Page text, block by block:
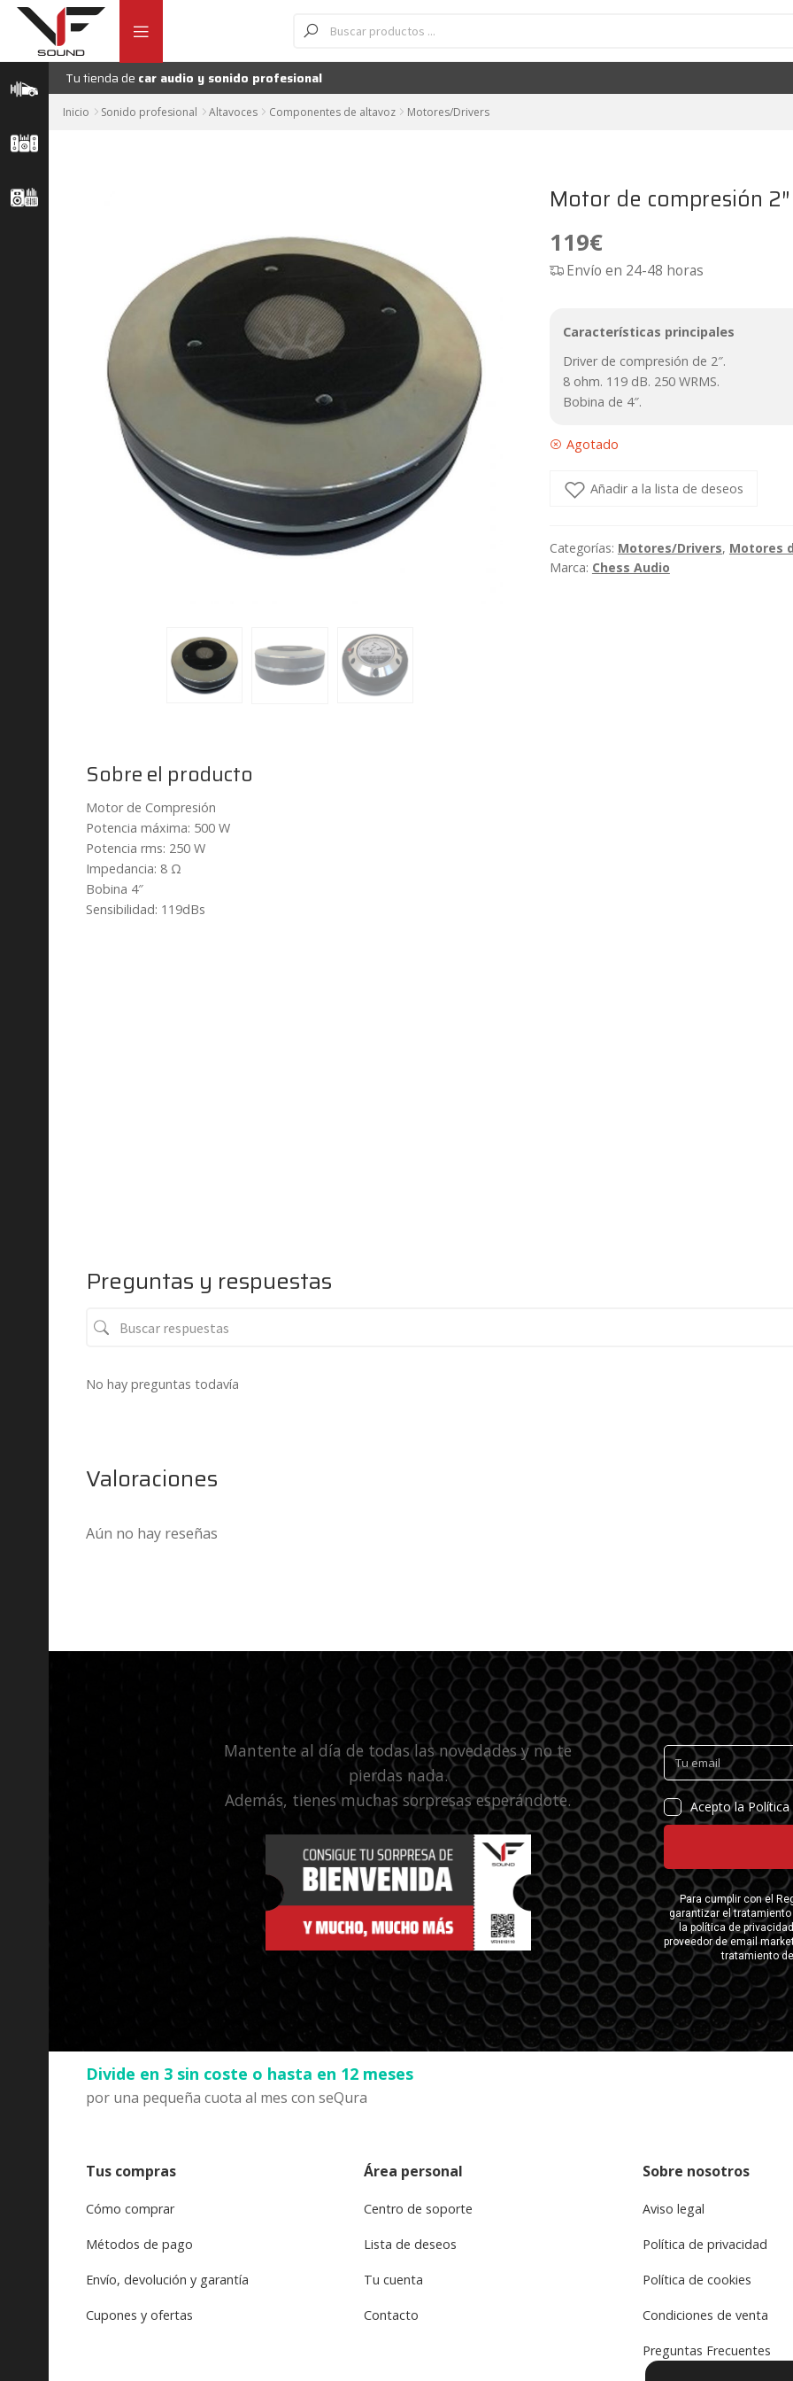
Ir
navegación
Ir
contenido
de
productos
Tu tienda de car audio y sonido profesional
Inicio Sonido profesional Altavoces Componentes de altavoz Motores/Drivers
Motor de compresión
119€
Envío en 24-48 horas
Características principales
Driver de compresión de 2″.
8 ohm. 119 dB. 250 WRMS.
Bobina de 4″.
Agotado
Añadir a la lista de deseos
Categorías: Motores/Drivers, Motores
Marca: Chess Audio
Sobre el producto
Motor de Compresión
Potencia máxima: 500 W
Potencia rms: 250 W
Impedancia: 8 Ω
Bobina 4″
Sensibilidad: 119dBs
Preguntas y respuestas
No hay preguntas todavía
Valoraciones
Aún no hay reseñas
Mantente al día de todas las novedades y no te
pierdas nada.
Además, tienes muchas sorpresas esperándote.
Divide en 3 sin coste o hasta en 12 meses
por una pequeña cuota al mes con seQura
Tus compras
Cómo comprar
Métodos de pago
Envío, devolución y garantía
Cupones y ofertas
Área personal
Centro de soporte
Lista de deseos
Tu cuenta
Contacto
Sobre nosotros
Aviso legal
Política de privacidad
Política de cookies
Condiciones de venta
Preguntas Frecuentes